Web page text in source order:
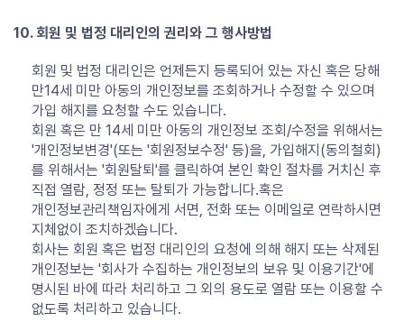
10. 회원 및 법정 대리인의 권리와 그 행사방법
회원 및 법정 대리인은 언제든지 등록되어 있는 자신 혹은 당해
만14세 미만 아동의 개인정보를 조회하거나 수정할 수 있으며
가입 해지를 요청할 수도 있습니다.
회원 혹은 만 14세 미만 아동의 개인정보 조회/수정을 위해서는
'개인정보변경'(또는 '회원정보수정' 등)을, 가입해지(동의철회)
를 위해서는 '회원탈퇴'를 클릭하여 본인 확인 절차를 거치신 후
직접 열람, 정정 또는 탈퇴가 가능합니다.혹은
개인정보관리책임자에게 서면, 전화 또는 이메일로 연락하시면
지체없이 조치하겠습니다.
회사는 회원 혹은 법정 대리인의 요청에 의해 해지 또는 삭제된
개인정보는 '회사가 수집하는 개인정보의 보유 및 이용기간'에
명시된 바에 따라 처리하고 그 외의 용도로 열람 또는 이용할 수
없도록 처리하고 있습니다.